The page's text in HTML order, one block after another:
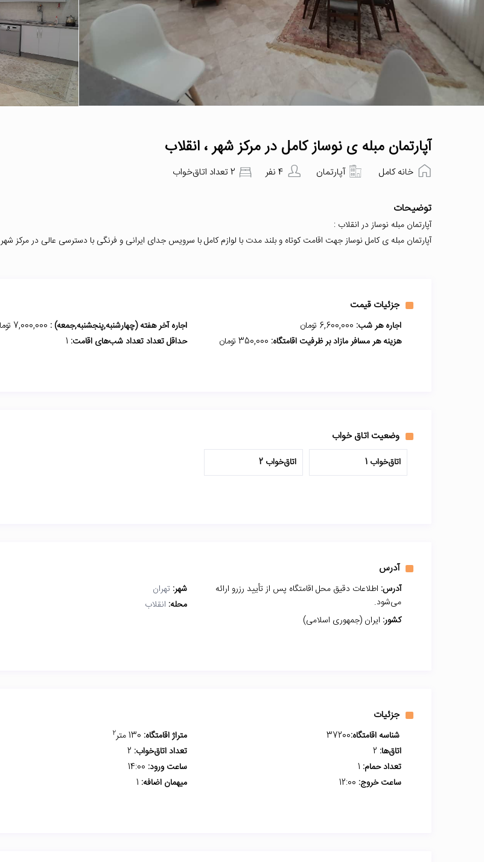
آپارتمان مبله ی نوساز کامل در مرکز شهر ، انقلاب
خانه کامل آپارتمان 4 نفر 2 تعداد اتاق‌خواب
توضیحات
آپارتمان مبله نوساز در انقلاب :
آپارتمان مبله ی کامل نوساز جهت اقامت کوتاه و بلند مدت با لوازم کامل با سرویس جدای ایرانی و فرنگی با دسترسی عالی در مرکز شهر
جزئیات قیمت
اجاره هر شب: اجاره آخر هفته (چهارشنبه,پنجشنبه,جمعه) :
هزینه هر مسافر مازاد بر ظرفیت اقامتگاه:
حداقل تعداد تعداد شب‌های اقامت:
وضعیت اتاق خواب
اتاق‌خواب 1 اتاق‌خواب 2
آدرس
آدرس: اطلاعات دقیق محل اقامتگاه پس از تأیید رزرو ارائه
می‌شود.
شهر: تهران
محله: انقلاب
کشور: ایران (جمهوری اسلامی)
جزئیات
شناسه اقامتگاه:37200 متراژ اقامتگاه: 2
اتاق‌ها: تعداد اتاق‌خواب:
تعداد حمام:
ساعت ورود:
ساعت خروج:
میهمان اضافه: